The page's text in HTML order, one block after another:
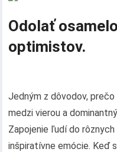
Odolať
optimistov.
Jedným z dôvodov,
medzi vierou a
Zapojenie ľudí do
inšpiratívne emócie. Keď